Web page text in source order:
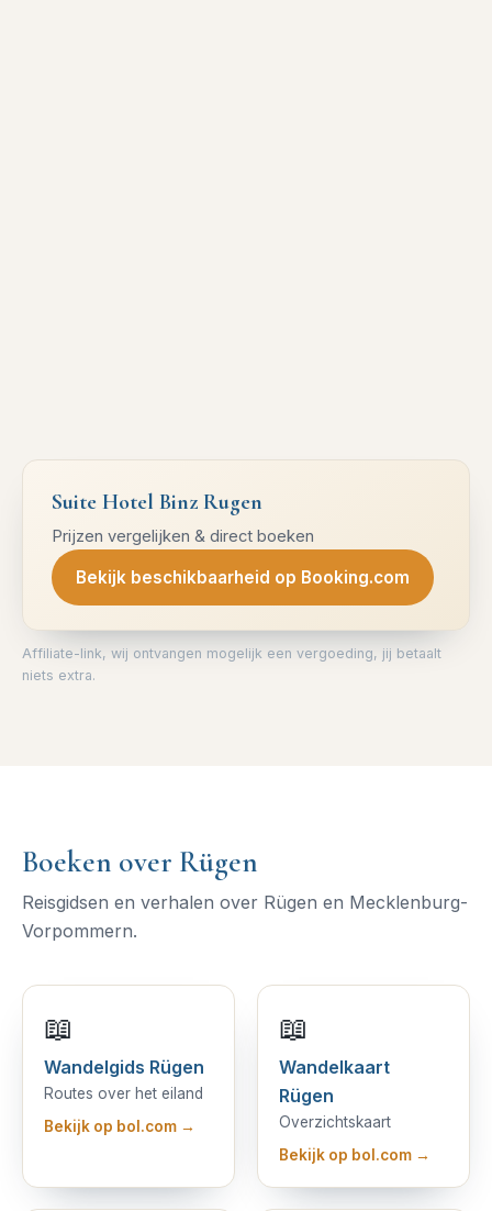
Suite Hotel Binz Rugen
Prijzen vergelijken & direct boeken
Bekijk beschikbaarheid op Booking.com
Affiliate-link, wij ontvangen mogelijk een vergoeding, jij betaalt
niets extra.
Boeken over Rügen
Reisgidsen en verhalen over Rügen en Mecklenburg-
Vorpommern.
📖
Wandelgids Rügen
Routes over het eiland
Bekijk op bol.com →
📖
Wandelkaart
Rügen
Overzichtskaart
Bekijk op bol.com →